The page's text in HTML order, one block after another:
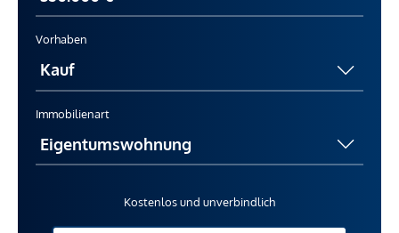
Vorhaben
Immobilienart
Kostenlos und unverbindlich